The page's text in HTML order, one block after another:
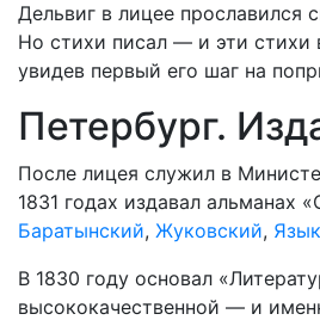
Дельвиг в лицее прославился
Но стихи писал — и эти стихи
увидев первый его шаг на
Петербург.
После лицея служил в
1831 годах издавал альманах
Баратынский, Жуковский,
В 1830 году основал
высококачественной — и